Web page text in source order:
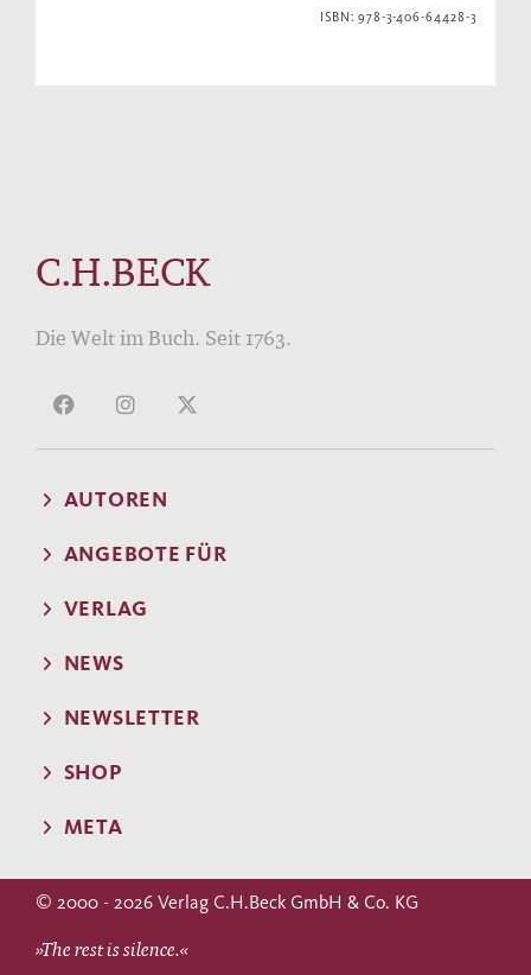
ISBN: 978-3-406-64428-3
C.H.BECK
Die Welt im Buch. Seit 1763.
AUTOREN
ANGEBOTE FÜR
VERLAG
NEWS
NEWSLETTER
SHOP
META
© 2000 - 2026 Verlag C.H.Beck GmbH & Co. KG
»The rest is silence.«